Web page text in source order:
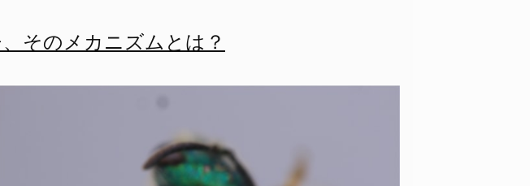
そのメカニズムとは？